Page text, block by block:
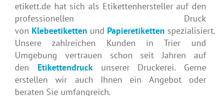
etikett.de hat sich als Etikettenhersteller auf den
professionellen Druck
von Klebeetiketten und Papieretiketten spezialisiert.
Unsere zahlreichen Kunden in Trier und
Umgebung vertrauen schon seit Jahren auf
den
Etikettendruckunserer Druckerei. Gerne
erstellen wir auch Ihnen ein Angebot oder
beraten Sie umfangreich.